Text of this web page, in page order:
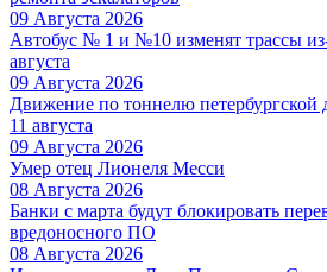
09 Августа 2026
Автобус № 1 и №10 изменят трассы
августа
09 Августа 2026
Движение по тоннелю петербургской
11 августа
09 Августа 2026
Умер отец Лионеля Месси
08 Августа 2026
Банки с марта будут блокировать
вредоносного ПО
08 Августа 2026